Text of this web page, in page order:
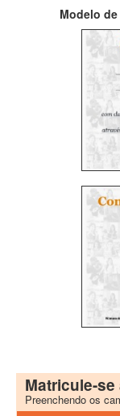
Modelo
Matricule-
Preenchendo os